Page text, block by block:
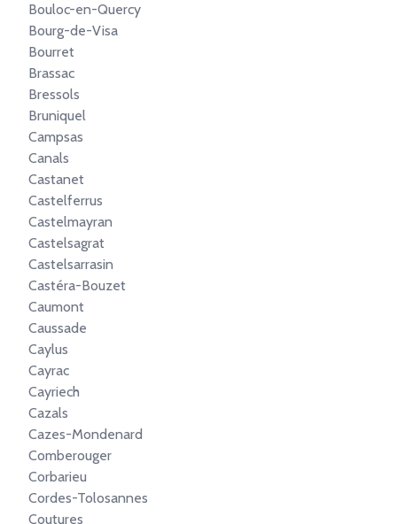
Bouloc-en-Quercy
Bourg-de-Visa
Bourret
Brassac
Bressols
Bruniquel
Campsas
Canals
Castanet
Castelferrus
Castelmayran
Castelsagrat
Castelsarrasin
Castéra-Bouzet
Caumont
Caussade
Caylus
Cayrac
Cayriech
Cazals
Cazes-Mondenard
Comberouger
Corbarieu
Cordes-Tolosannes
Coutures